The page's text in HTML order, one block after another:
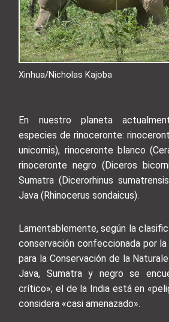
Xinhua/Nicholas Kajoba
En nuestro planeta
especies de rinoceronte:
unicornis), rinoceronte blanco
rinoceronte negro (Diceros
Sumatra (Dicerorhinus
Java (Rhinocerus sondaicus).
Lamentablemente, según la
conservación confeccionada por la
para la Conservación de la
Java, Sumatra y negro se
crítico»; el de la India está en
considera «casi amenazado».